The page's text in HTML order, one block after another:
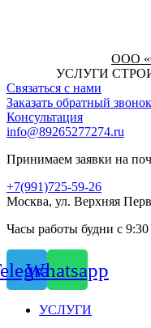
ООО
УСЛУГИ
Связаться с нами
Заказать обратный звонок
Консультация
info@89265277274.ru
Принимаем заявки на
+7(991)725-59-26
Москва, ул. Верхняя
Часы работы будни с
Whatsapp
УСЛУГИ